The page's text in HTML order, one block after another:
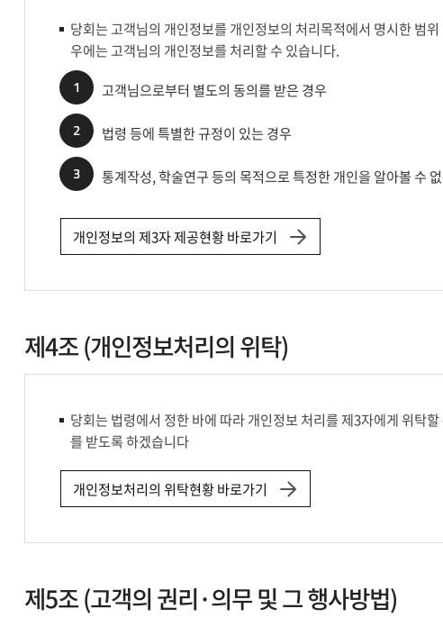
당회는 고객님의 개인정보를 개인정보의 처리목적에서 명시한 범
우에는 고객님의 개인정보를 처리할 수 있습니다.
1
고객님으로부터 별도의 동의를 받은 경우
2
법령 등에 특별한 규정이 있는 경우
3
통계작성, 학술연구 등의 목적으로 특정한 개인을 알아볼 수
개인정보의 제3자 제공현황 바로가기
제4조 (개인정보처리의 위탁)
당회는 법령에서 정한 바에 따라 개인정보 처리를 제3자에게 위탁
를 받도록 하겠습니다
개인정보처리의 위탁현황 바로가기
제5조 (고객의 권리·의무 및 그 행사방법)